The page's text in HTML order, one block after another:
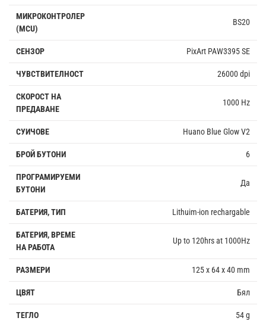
МИКРОКОНТРОЛЕР
(MCU)
BS20
СЕНЗОР PixArt PAW3395 SE
ЧУВСТВИТЕЛНОСТ 26000 dpi
СКОРОСТ НА
ПРЕДАВАНЕ
1000 Hz
СУИЧОВЕ Huano Blue Glow V2
БРОЙ БУТОНИ 6
ПРОГРАМИРУЕМИ
БУТОНИ
Да
БАТЕРИЯ, ТИП Lithuim-ion rechargable
БАТЕРИЯ, ВРЕМЕ
НА РАБОТА
Up to 120hrs at 1000Hz
РАЗМЕРИ 125 x 64 x 40 mm
ЦВЯТ Бял
ТЕГЛО 54 g